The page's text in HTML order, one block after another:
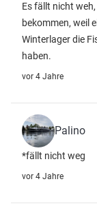
Es fällt nicht
bekommen, weil
Winterlager die
haben.
vor 4 Jahre
Palino
*fällt nicht weg
vor 4 Jahre